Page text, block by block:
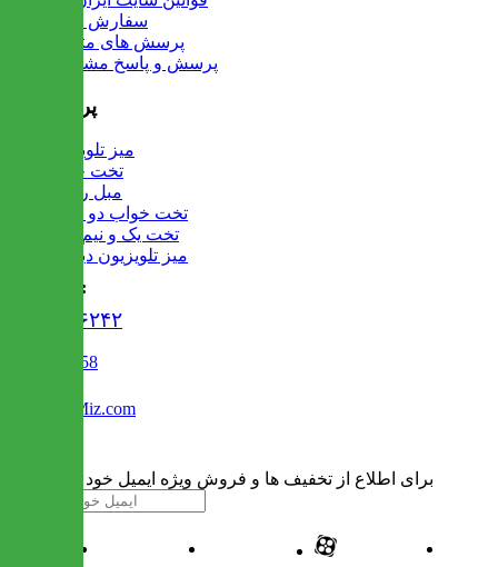
سفارش عمده
پرسش های متداول
پرسش و پاسخ مشتریان
پرفروش ها
میز تلویزیون
تخت خواب
مبل راحتی
تخت خواب دو طبقه
تخت یک و نیم نفره
میز تلویزیون دیواری
تماس با ما :
۰۲۱۹۱۳۰۶۲۴۲
02122509458
Info@IranMiz.com
برای اطلاع از تخفیف ها و فروش ویژه ایمیل خود را وارد کنید